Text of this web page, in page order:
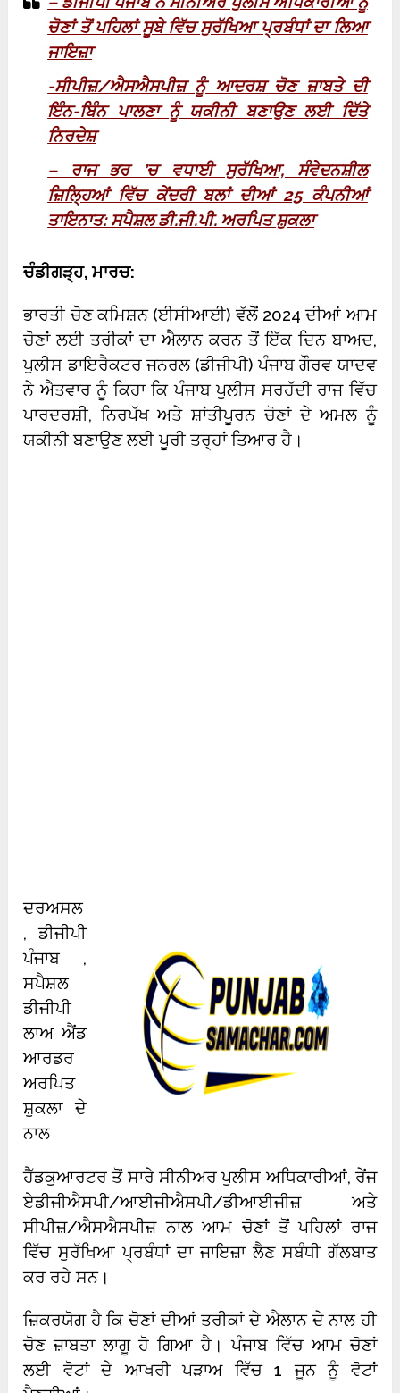
ਚੋਣਾਂ ਤੋਂ ਪਹਿਲਾਂ ਸੂਬੇ ਵਿੱਚ ਸੁਰੱਖਿਆ ਪ੍ਰਬੰਧਾਂ ਦਾ ਲਿਆ
ਜਾਇਜ਼ਾ
-ਸੀਪੀਜ਼/ਐਸਐਸਪੀਜ਼ ਨੂੰ ਆਦਰਸ਼ ਚੋਣ ਜ਼ਾਬਤੇ ਦੀ
ਇੰਨ-ਬਿੰਨ ਪਾਲਣਾ ਨੂੰ ਯਕੀਨੀ ਬਣਾਉਣ ਲਈ ਦਿੱਤੇ
ਨਿਰਦੇਸ਼
– ਰਾਜ ਭਰ ’ਚ ਵਧਾਈ ਸੁਰੱਖਿਆ, ਸੰਵੇਦਨਸ਼ੀਲ
ਜ਼ਿਲਿ੍ਹਆਂ ਵਿੱਚ ਕੇਂਦਰੀ ਬਲਾਂ ਦੀਆਂ 25 ਕੰਪਨੀਆਂ
ਤਾਇਨਾਤ: ਸਪੈਸ਼ਲ ਡੀ.ਜੀ.ਪੀ. ਅਰਪਿਤ ਸ਼ੁਕਲਾ
ਚੰਡੀਗੜ੍ਹ, ਮਾਰਚ:
ਭਾਰਤੀ ਚੋਣ ਕਮਿਸ਼ਨ (ਈਸੀਆਈ) ਵੱਲੋਂ 2024 ਦੀਆਂ ਆਮ
ਚੋਣਾਂ ਲਈ ਤਰੀਕਾਂ ਦਾ ਐਲਾਨ ਕਰਨ ਤੋਂ ਇੱਕ ਦਿਨ ਬਾਅਦ,
ਪੁਲੀਸ ਡਾਇਰੈਕਟਰ ਜਨਰਲ (ਡੀਜੀਪੀ) ਪੰਜਾਬ ਗੌਰਵ ਯਾਦਵ
ਨੇ ਐਤਵਾਰ ਨੂੰ ਕਿਹਾ ਕਿ ਪੰਜਾਬ ਪੁਲੀਸ ਸਰਹੱਦੀ ਰਾਜ ਵਿੱਚ
ਪਾਰਦਰਸ਼ੀ, ਨਿਰਪੱਖ ਅਤੇ ਸ਼ਾਂਤੀਪੂਰਨ ਚੋਣਾਂ ਦੇ ਅਮਲ ਨੂੰ
ਯਕੀਨੀ ਬਣਾਉਣ ਲਈ ਪੂਰੀ ਤਰ੍ਹਾਂ ਤਿਆਰ ਹੈ।
ਦਰਅਸਲ
, ਡੀਜੀਪੀ
ਪੰਜਾਬ ,
ਸਪੈਸ਼ਲ
ਡੀਜੀਪੀ
ਲਾਅ ਐਂਡ
ਆਰਡਰ
ਅਰਪਿਤ
ਸ਼ੁਕਲਾ ਦੇ
ਨਾਲ
ਹੈੱਡਕੁਆਰਟਰ ਤੋਂ ਸਾਰੇ ਸੀਨੀਅਰ ਪੁਲੀਸ ਅਧਿਕਾਰੀਆਂ, ਰੇਂਜ
ਏਡੀਜੀਐਸਪੀ/ਆਈਜੀਐਸਪੀ/ਡੀਆਈਜੀਜ਼ ਅਤੇ
ਸੀਪੀਜ਼/ਐਸਐਸਪੀਜ਼ ਨਾਲ ਆਮ ਚੋਣਾਂ ਤੋਂ ਪਹਿਲਾਂ ਰਾਜ
ਵਿੱਚ ਸੁਰੱਖਿਆ ਪ੍ਰਬੰਧਾਂ ਦਾ ਜਾਇਜ਼ਾ ਲੈਣ ਸਬੰਧੀ ਗੱਲਬਾਤ
ਕਰ ਰਹੇ ਸਨ।
ਜ਼ਿਕਰਯੋਗ ਹੈ ਕਿ ਚੋਣਾਂ ਦੀਆਂ ਤਰੀਕਾਂ ਦੇ ਐਲਾਨ ਦੇ ਨਾਲ ਹੀ
ਚੋਣ ਜ਼ਾਬਤਾ ਲਾਗੂ ਹੋ ਗਿਆ ਹੈ। ਪੰਜਾਬ ਵਿੱਚ ਆਮ ਚੋਣਾਂ
ਲਈ ਵੋਟਾਂ ਦੇ ਆਖਰੀ ਪੜਾਅ ਵਿੱਚ 1 ਜੂਨ ਨੂੰ ਵੋਟਾਂ